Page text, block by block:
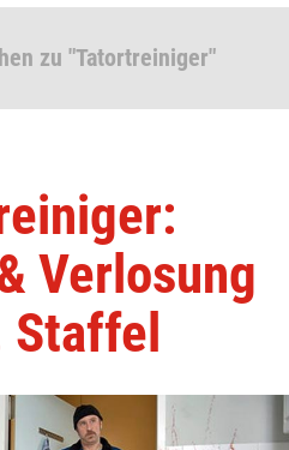
zu "Tatortreiniger"
Verlosung
Staffel